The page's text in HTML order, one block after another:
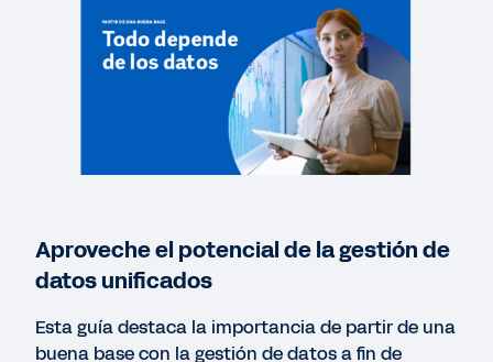
LIBRO ELECTRÓNICO
Workday para la mediana empresa
Aproveche el potencial de la gestión de
datos unificados
Esta guía destaca la importancia de partir de una
buena base con la gestión de datos a fin de